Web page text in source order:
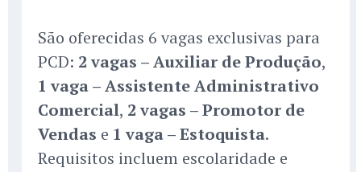
São oferecidas 6 vagas exclusivas para
PCD: 2 vagas – Auxiliar de Produção,
1 vaga – Assistente Administrativo
Comercial, 2 vagas – Promotor de
Vendas e 1 vaga – Estoquista.
Requisitos incluem escolaridade e